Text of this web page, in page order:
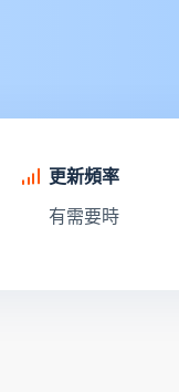
更新頻率
有需要時